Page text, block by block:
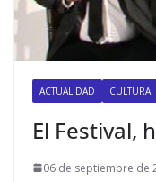
ACTUALIDAD CULTURA
El Festival,
06 de septiembre de